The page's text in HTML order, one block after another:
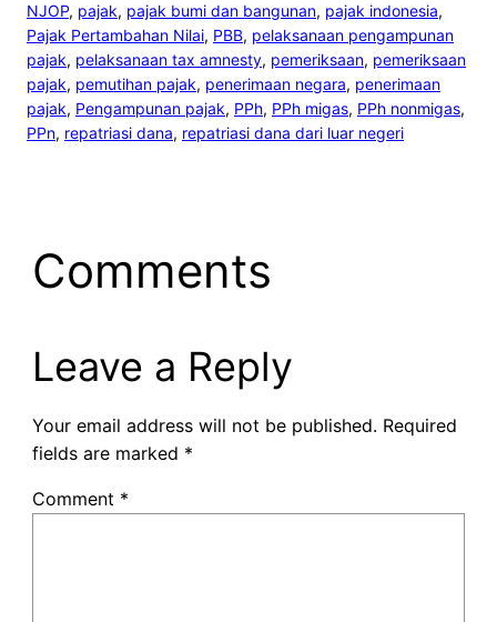
NJOP, pajak, pajak bumi dan bangunan, pajak indonesia
Pajak Pertambahan Nilai, PBB, pelaksanaan pengampunan
pajak, pelaksanaan tax amnesty, pemeriksaan, pemeriksaan
pajak, pemutihan pajak, penerimaan negara, penerimaan
pajak, Pengampunan pajak, PPh, PPh migas, PPh nonmigas
PPn, repatriasi dana, repatriasi dana dari luar negeri
Comments
Leave a Reply
Your email address will not be published. Required
fields are marked *
Comment *